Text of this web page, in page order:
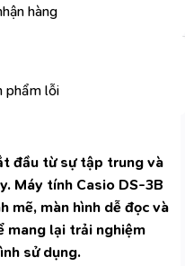
hàng
phẩm lỗi
đầu từ sự tập trung và
Máy tính Casio DS-3B
mẽ, màn hình dễ đọc và
mang lại trải nghiệm
sử dụng.